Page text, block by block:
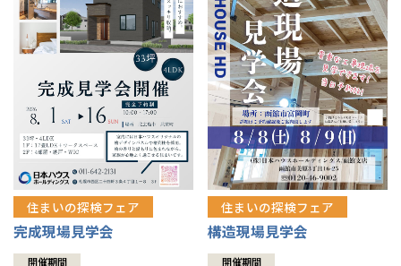
直営工事
1メーターモジュール
冷暖房標準装備
24時間対応コールセンター
デザイン賞各種受賞
セントラルヒーティング
外観・インテリア集
暮らし方提案
住まいのコラム
住まいのお手入れ集
リフォームの流れ
介護保険利用で快適リフォーム
安心のサポートシステム
展示場案内
分譲マンション
分譲マンション トップ
ワザックとは
高い信頼性
安心の管理体制
ギャラリー
会社情報
会社情報 トップ
ニュースリリース
代表ごあいさつ
お問い合わせ
会員サイト
住まいの探検フェア
完成現場見学会
開催期間
住まいの探検フェア
構造現場見学会
開催期間